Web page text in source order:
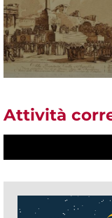
Attività